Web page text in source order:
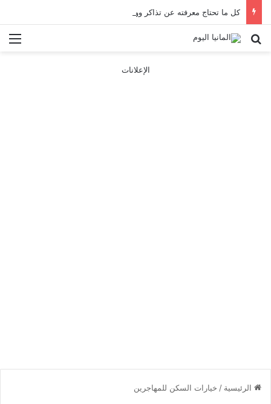
كل ما تحتاج معرفته عن تذاكر ووسائل النقل في باريس 2025
بحث عن
الإعلانات
الرئيسية / خيارات السكن للمهاجرين